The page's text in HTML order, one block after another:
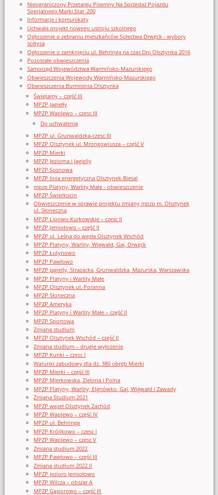
Nieograniczony Przetargu Pisemny Na Sprzedaż Pojazdu
Specjalnego Marki Star_200
Informacje i komunikaty
Uchwała projekt nowego ustroju szkolnego
Ogłoszenie o zebraniu mieszkańców Sołectwa Drwęck - wybory
sołtysa
Ogłoszenie o zamknięciu ul. Behringa na czas Dni Olsztynka 2016
Pozostałe obwieszczenia
Samorząd Województwa Warmińsko-Mazurskiego
Obwieszczenia Wojewody Warmińsko-Mazurskiego
Obwieszczenia Burmistrza Olsztynka
Świętajny – część III
MPZP Jagiełły
MPZP Waplewo – czesc III
Do uchwalenia
MPZP ul. Grunwaldzka-czesc III
MPZP Olsztynek ul. Mrongowiusza – część V
MPZP Mierki
MPZP Jeziorna i Jagielly
MPZP Sosnowa
MPZP linia energetyczna Olsztynek-Biesal
mpzp Platyny, Warlity Małe - obwieszczenie
MPZP Świerkocin
Obwieszczenie w sprawie projektu zmiany mpzp m. Olsztynek
ul. Słoneczna
MPZP Lipowo Kurkowskie – czesc II
MPZP Jemiołowo – część II
MPZP ul. Leśna do węzła Olsztynek Wschód
MPZP Platyny, Warlity, Wigwałd, Gaj, Drwęck
MPZP Łutynowo
MPZP Pawłowo
MPZP Jagielly, Strazacka, Grunwaldzka, Mazurska, Warszawska
MPZP Platyny i Warlity Małe
MPZP Olsztynek ul. Poranna
MPZP Słoneczna
MPZP Ameryka
MPZP Platyny i Warlity Małe – część II
MPZP Sportowa
Zmiana studium
MPZP Olsztynek Wschód – część II
Zmiana studium – drugie wyłożenie
MPZP Kunki – czesc I
Warunki zabudowy dla dz. 380 obręb Mierki
MPZP Mierki – część III
MPZP Mierkowska, Zielona i Polna
MPZP Platyny, Warlity, Elgnówko, Gaj, Wigwałd i Zawady
Zmiana Studium 2021
MPZP węzeł Olsztynek Zachód
MPZP Waplewo – część IV
MPZP ul. Behringa
MPZP Królikowo – czesc I
MPZP Waplewo – czesc V
Zmiana studium 2022
MPZP Pawłowo – część III
Zmiana studium 2022 II
MPZP jezioro Jemiołowo
MPZP Wilcza – obszar A
MPZP Gąsiorowo – część III